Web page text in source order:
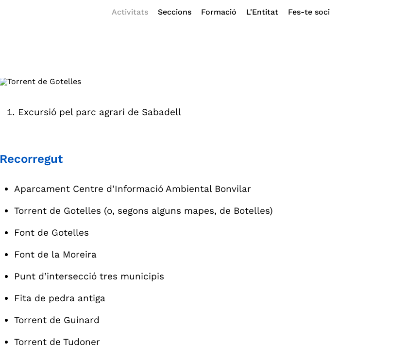
Activitats Seccions Formació L'Entitat Fes-te soci
Excursió pel parc agrari de Sabadell
Recorregut
Aparcament Centre d’Informació Ambiental Bonvilar
Torrent de Gotelles (o, segons alguns mapes, de Botelles)
Font de Gotelles
Font de la Moreira
Punt d’intersecció tres municipis
Fita de pedra antiga
Torrent de Guinard
Torrent de Tudoner